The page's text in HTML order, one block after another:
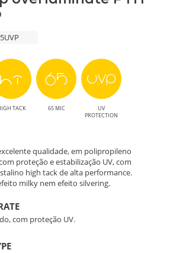
TACK 65 MIC
UV
PROTECTION
qualidade, em polipropileno
proteção e estabilização UV, com
high tack de alta performance.
milky nem efeito silvering.
com proteção UV.